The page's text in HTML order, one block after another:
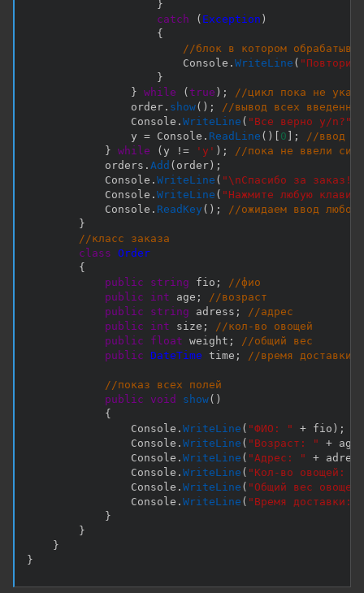
}
catch
( Exception )
{
//блок в котором
                        Console
. WriteLine (
}
} while ( true ) ;
//цикл пока не
                order
. show( ) ;
//вывод всех
                Console
. WriteLine ( "Все верно y/n?"
                y
= Console . ReadLine ( ) 0 ;
//ввод
} while ( y != 'y' ) ;
//пока не ввели
            orders
. Add ( order ) ;
            Console
. WriteLine ( "\nСпасибо за заказ!"
            Console
. WriteLine ( "Нажмите любую
            Console
. ReadKey ( ) ;
//ожидаем ввод
}
//класс заказа
class Order
{
public
string fio ;
//фио
public
int age ;
//возраст
public
string adress ;
//адрес
public
int size ;
//кол-во овощей
public
float weight ;
//общий вес
public DateTime time ; //время доставки
//показ всех полей
public
void show( )
{
                Console
. WriteLine ( "ФИО: " + fio ) ;
                Console
. WriteLine ( "Возраст: " + age
                Console
. WriteLine ( "Адрес: " + adress
                Console
. WriteLine ( "Кол-во овощей: "
                Console
. WriteLine ( "Общий вес
                Console
. WriteLine ( "Время доставки: "
}
}
}
}